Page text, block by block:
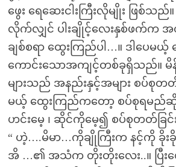
ဖွေး ရေဆေးငါးကြီးလိုမျိုး ဖြစ်သည်
လိုက်လျှင် ပါးချိုင့်လေးနှစ်ဖက်က အ
ချစ်စရာ ထွေးကြည်ပါ…။ ဒါပေမ
ကောင်းသောအကျင့်တစ်ခုရှိသည်။ မိန်
များသည် အနည်းနှင့်အများ စပ်စု
မယ့် ထွေးကြည်ကတော့ စပ်စုရမည်ဆို
ဟင်းမေ့ ၊ ဆိုင်ကိုမေ့၍ စပ်စုတတ်ခြင်
“ ဟဲ့….မိမာ…ကိုချိုကြီးက နင့်ကို ခို
အိ …၏ အသံက တိုးတိုးလေး..။ ပြီးတ